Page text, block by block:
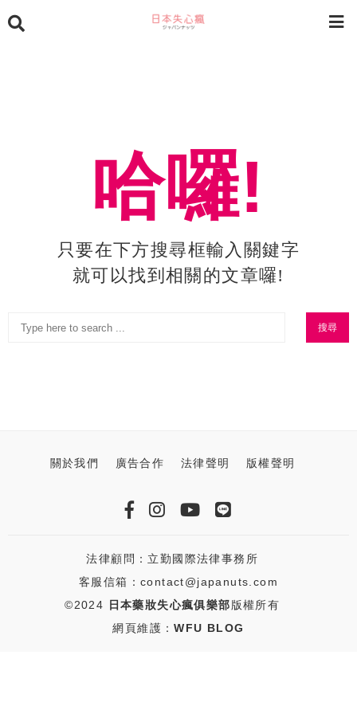
哈囉!
只要在下方搜尋框輸入關鍵字
就可以找到相關的文章囉!
關於我們 廣告合作 法律聲明 版權聲明
法律顧問：立勤國際法律事務所
客服信箱：contact@japanuts.com
©2024
日本藥妝失心瘋俱樂部版權所有
網頁維護：WFU BLOG